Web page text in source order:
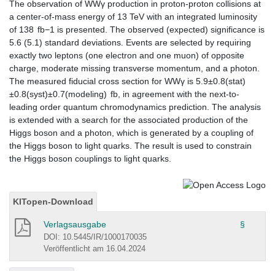
The observation of WWγ production in proton-proton collisions at
a center-of-mass energy of 13 TeV with an integrated luminosity
of 138 fb−1 is presented. The observed (expected) significance is
5.6 (5.1) standard deviations. Events are selected by requiring
exactly two leptons (one electron and one muon) of opposite
charge, moderate missing transverse momentum, and a photon.
The measured fiducial cross section for WWγ is 5.9±0.8(stat)
±0.8(syst)±0.7(modeling) fb, in agreement with the next-to-
leading order quantum chromodynamics prediction. The analysis
is extended with a search for the associated production of the
Higgs boson and a photon, which is generated by a coupling of
the Higgs boson to light quarks. The result is used to constrain
the Higgs boson couplings to light quarks.
KITopen-Download
Verlagsausgabe §
DOI: 10.5445/IR/1000170035
Veröffentlicht am 16.04.2024